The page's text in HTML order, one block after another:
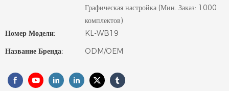
Графическая настройка (Мин. Заказ: 1000
комплектов)
Номер Модели:
KL-WB19
Название Бренда:
ODM/OEM